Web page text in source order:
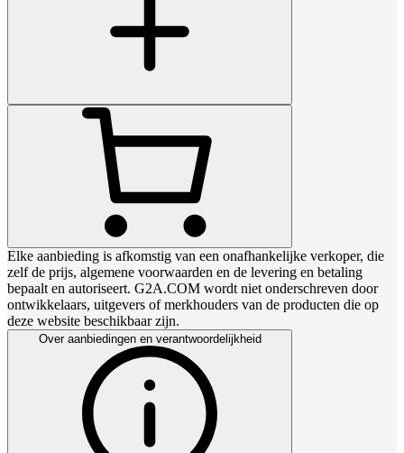
Elke aanbieding is afkomstig van een onafhankelijke verkoper, die
zelf de prijs, algemene voorwaarden en de levering en betaling
bepaalt en autoriseert. G2A.COM wordt niet onderschreven door
ontwikkelaars, uitgevers of merkhouders van de producten die op
deze website beschikbaar zijn.
Over aanbiedingen en verantwoordelijkheid